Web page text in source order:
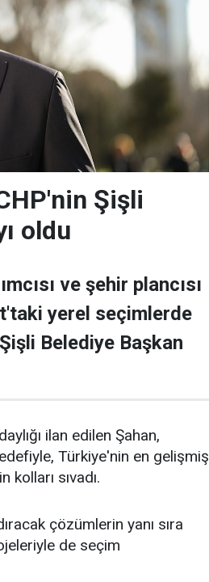
Şişli
oldu
ve şehir plancısı
yerel seçimlerde
Belediye Başkan
ilan edilen Şahan,
Türkiye'nin en gelişmiş
sıvadı.
çözümlerin yanı sıra
de seçim